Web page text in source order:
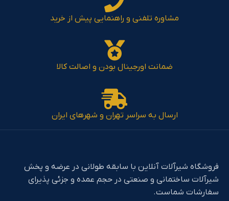
مشاوره تلفنی و راهنمایی پیش از خرید
ضمانت اورجینال بودن و اصالت کالا
ارسال به سراسر تهران و شهرهای ایران
فروشگاه شیرآلات آنلاین با سابقه طولانی در عرضه و پخش
شیرآلات ساختمانی و صنعتی در حجم عمده و جزئی پذیرای
سفارشات شماست.